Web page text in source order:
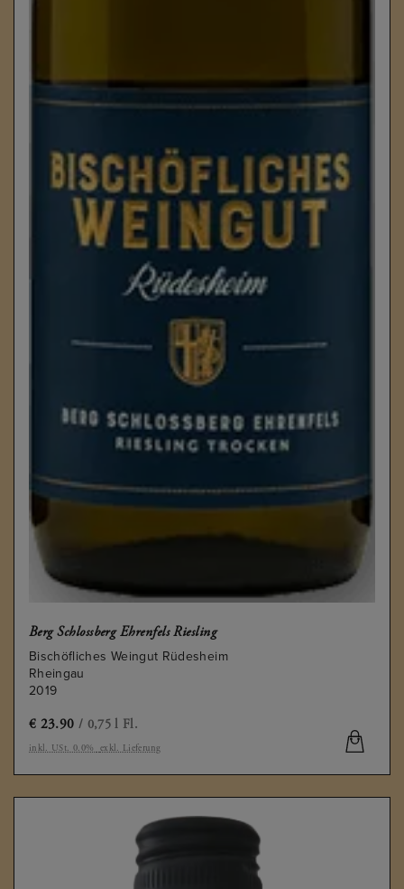
Berg Schlossberg Ehrenfels Riesling
Bischöfliches Weingut Rüdesheim
Rheingau
2019
€ 23.90 / 0,75 l Fl.
inkl. USt. 0.0% exkl. Lieferung